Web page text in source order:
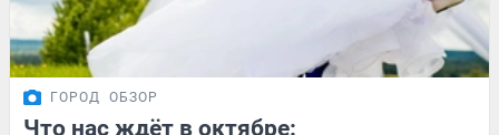
ГОРОД ОБЗОР
Что нас ждёт в октябре: